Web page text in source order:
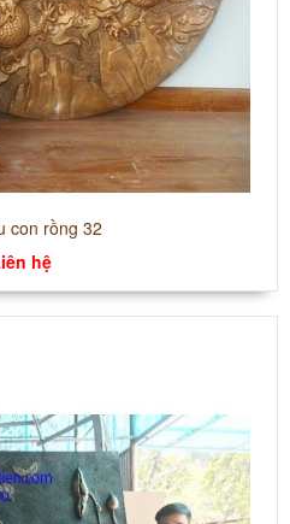
con rồng 32
hệ